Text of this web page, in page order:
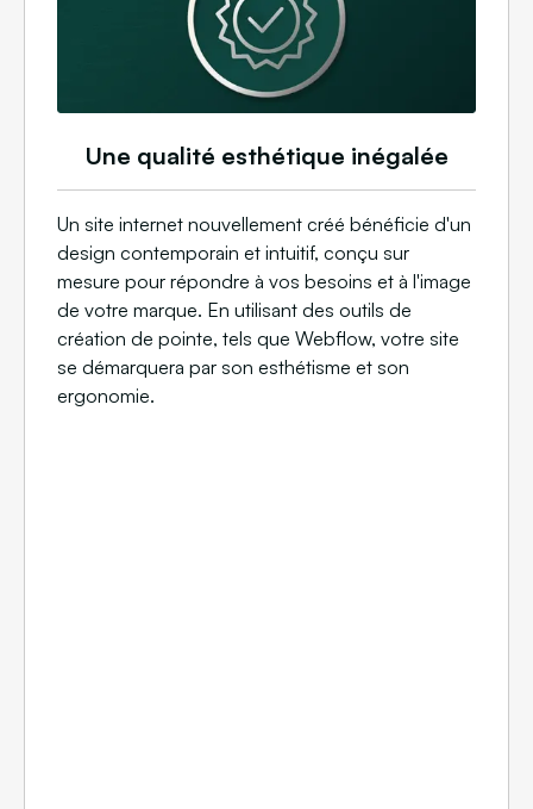
Une qualité esthétique inégalée
Un site internet nouvellement créé bénéficie d'un
design contemporain et intuitif, conçu sur
mesure pour répondre à vos besoins et à l'image
de votre marque. En utilisant des outils de
création de pointe, tels que Webflow, votre site
se démarquera par son esthétisme et son
ergonomie.